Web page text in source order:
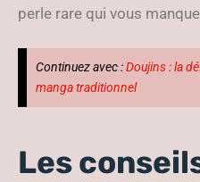
perle rare qui vous
Continuez avec :Doujins : la
manga traditionnel
Les